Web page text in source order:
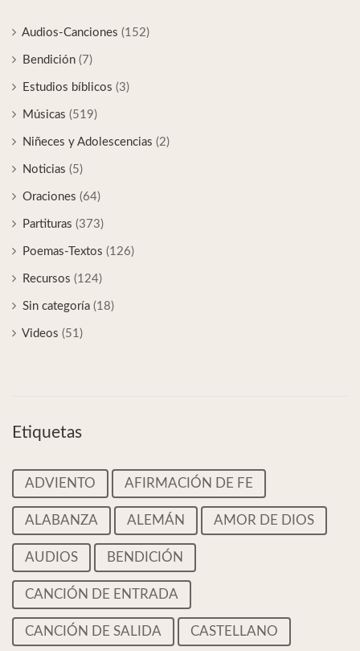
Audios-Canciones (152)
Bendición (7)
Estudios bíblicos (3)
Músicas (519)
Niñeces y Adolescencias (2)
Noticias (5)
Oraciones (64)
Partituras (373)
Poemas-Textos (126)
Recursos (124)
Sin categoría (18)
Videos (51)
Etiquetas
ADVIENTO AFIRMACIÓN DE FE
ALABANZA ALEMÁN AMOR DE DIOS
AUDIOS BENDICIÓN
CANCIÓN DE ENTRADA
CANCIÓN DE SALIDA CASTELLANO